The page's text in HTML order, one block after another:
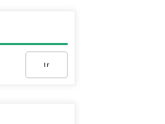
Ir